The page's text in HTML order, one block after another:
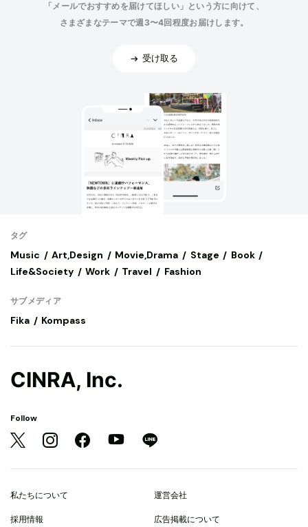
「メールでおすすめを届けてほしい」という方に向けて、
さまざまなテーマで週3〜4回程度お届けします。
受け取る
タグ
Music Art,Design Movie,Drama Stage
Book
Life&Society
Work Travel Fashion
サブメディア
Fika Kompass
CINRA, Inc.
Follow
私たちについて 運営会社
採用情報 広告掲載について